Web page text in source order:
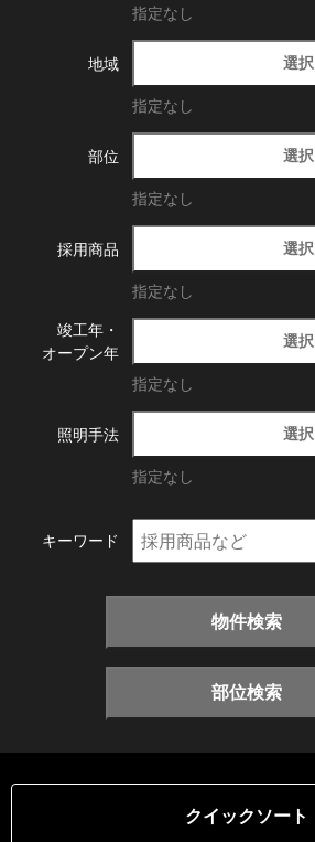
指定なし
地域 選択
指定なし
部位 選択
指定なし
採用商品 選択
指定なし
竣工年・
オープン年
選択
指定なし
照明手法 選択
指定なし
キーワード
物件検索
部位検索
クイックソート